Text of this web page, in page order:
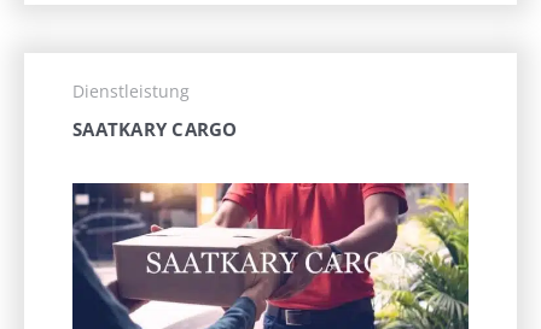
Dienstleistung
SAATKARY CARGO